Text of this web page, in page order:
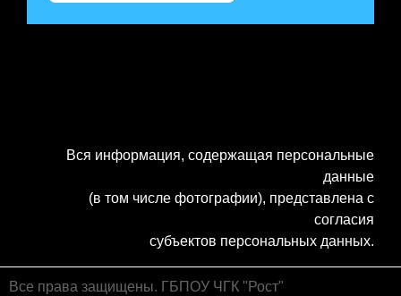
Вся информация, содержащая персональные
данные
(в том числе фотографии), представлена с
согласия
субъектов персональных данных.
Все права защищены. ГБПОУ ЧГК "Рост"